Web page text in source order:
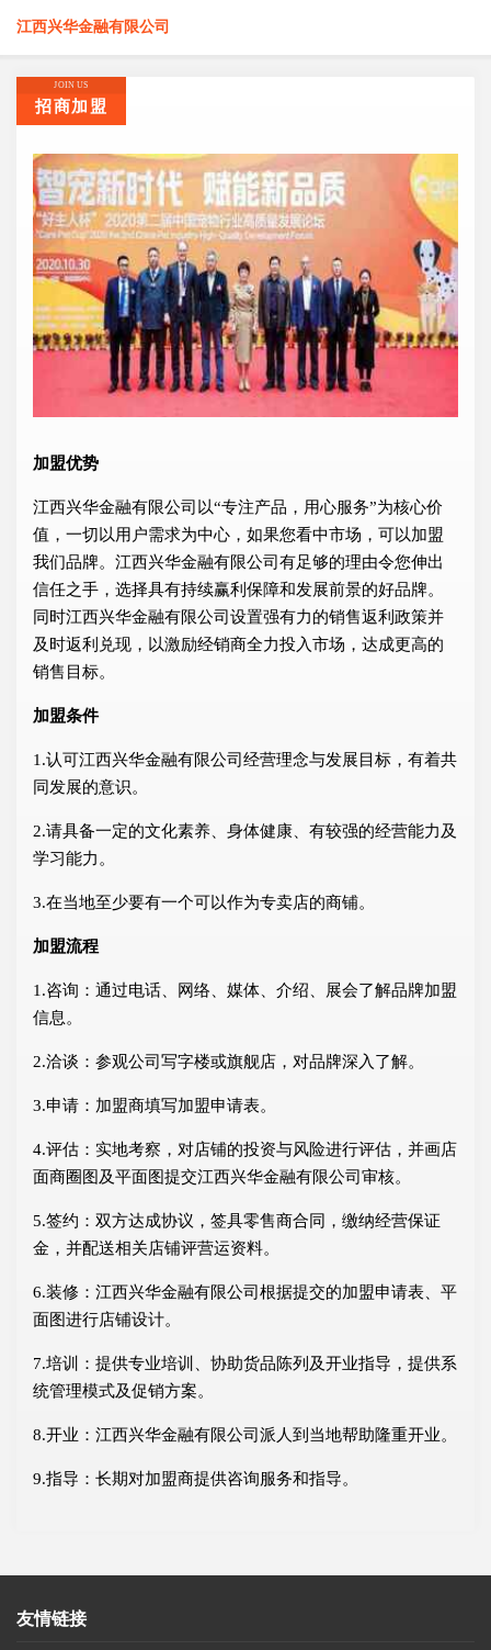
江西兴华金融有限公司
JOIN US
招商加盟
加盟优势
江西兴华金融有限公司以“专注产品，用心服务”为核心价
值，一切以用户需求为中心，如果您看中市场，可以加盟
我们品牌。江西兴华金融有限公司有足够的理由令您伸出
信任之手，选择具有持续赢利保障和发展前景的好品牌。
同时江西兴华金融有限公司设置强有力的销售返利政策并
及时返利兑现，以激励经销商全力投入市场，达成更高的
销售目标。
加盟条件
1.认可江西兴华金融有限公司经营理念与发展目标，有着共
同发展的意识。
2.请具备一定的文化素养、身体健康、有较强的经营能力及
学习能力。
3.在当地至少要有一个可以作为专卖店的商铺。
加盟流程
1.咨询：通过电话、网络、媒体、介绍、展会了解品牌加盟
信息。
2.洽谈：参观公司写字楼或旗舰店，对品牌深入了解。
3.申请：加盟商填写加盟申请表。
4.评估：实地考察，对店铺的投资与风险进行评估，并画店
面商圈图及平面图提交江西兴华金融有限公司审核。
5.签约：双方达成协议，签具零售商合同，缴纳经营保证
金，并配送相关店铺评营运资料。
6.装修：江西兴华金融有限公司根据提交的加盟申请表、平
面图进行店铺设计。
7.培训：提供专业培训、协助货品陈列及开业指导，提供系
统管理模式及促销方案。
8.开业：江西兴华金融有限公司派人到当地帮助隆重开业。
9.指导：长期对加盟商提供咨询服务和指导。
友情链接